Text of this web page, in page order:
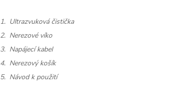
1. Ultrazvuková čistička
2. Nerezové víko
3. Napájecí kabel
4. Nerezový košík
5. Návod k použití